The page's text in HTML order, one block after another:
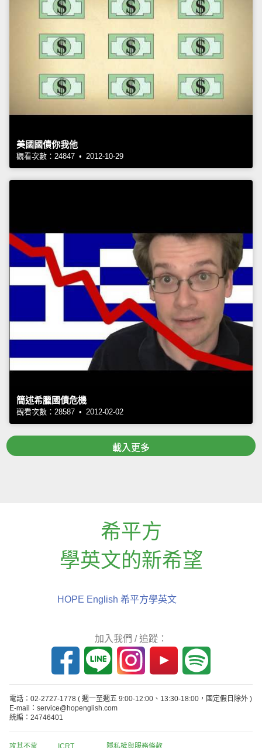
美國國債你我他
觀看次數：24847 • 2012-10-29
簡述希臘國債危機
觀看次數：28587 • 2012-02-02
載入更多
希平方
學英文的新希望
HOPE English 希平方學英文
加入我們 / 追蹤：
電話：02-2727-1778 ( 週一至週五 9:00-12:00、13:30-18:00，國定假日除外 )
E-mail：service@hopenglish.com
統編：24746401
攻其不背 ICRT 隱私權與服務條款